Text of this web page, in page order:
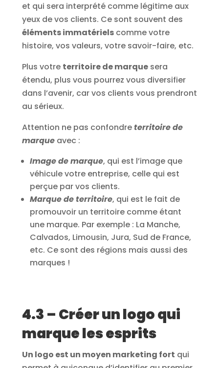
et qui sera interprété comme légitime aux
yeux de vos clients. Ce sont souvent des
éléments immatérielscomme votre
histoire, vos valeurs, votre savoir-faire, etc.
Plus votre territoire de marquesera
étendu, plus vous pourrez vous diversifier
dans l’avenir, car vos clients vous prendront
au sérieux.
Attention ne pas confondreterritoire de
marqueavec :
Image de marque, qui est l’image que
véhicule votre entreprise, celle qui est
perçue par vos clients.
Marque de territoire, qui est le fait de
promouvoir un territoire comme étant
une marque. Par exemple : La Manche,
Calvados, Limousin, Jura, Sud de France,
etc. Ce sont des régions mais aussi des
marques !
4.3 – Créer un logo qui
marque les esprits
Un logo est un moyen marketing fort qui